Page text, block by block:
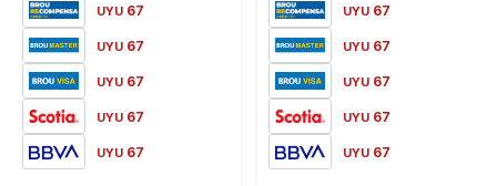
UYU 67
UYU 67
UYU 67
UYU 67
UYU 67
UYU 67
UYU 67
UYU 67
UYU 67
UYU 67